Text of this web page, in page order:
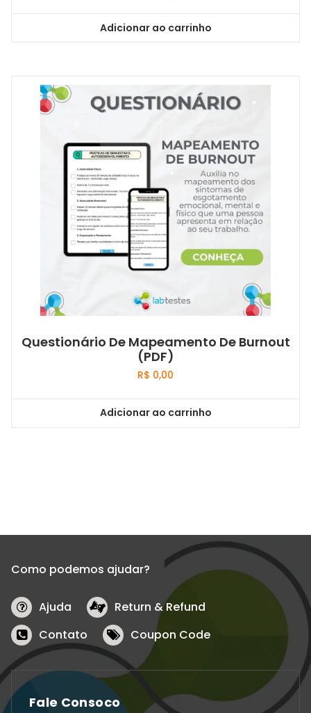
Adicionar ao carrinho
Questionário De Mapeamento De Burnout
(PDF)
R$ 0,00
Adicionar ao carrinho
Como podemos ajudar?
Ajuda
Return & Refund
Contato
Coupon Code
Fale Consoco